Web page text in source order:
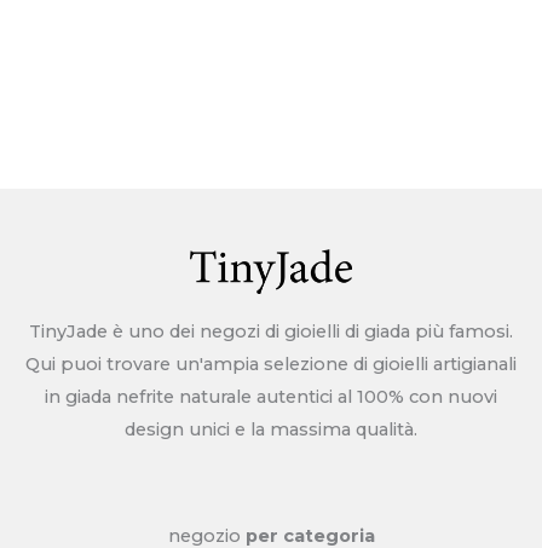
TinyJade è uno dei negozi di gioielli di giada più famosi.
Qui puoi trovare un'ampia selezione di gioielli artigianali
in giada nefrite naturale autentici al 100% con nuovi
design unici e la massima qualità.
negozio per categoria